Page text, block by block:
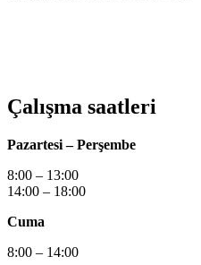
Çalışma saatleri
Pazartesi – Perşembe
8:00 – 13:00
14:00 – 18:00
Cuma
8:00 – 14:00